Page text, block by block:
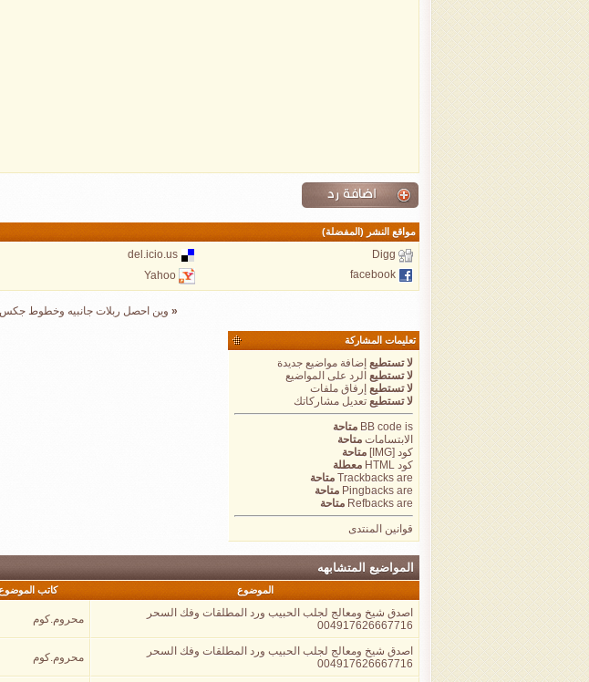
مواقع النشر (المفضلة)
Digg
del.icio.us
facebook
Yahoo
« وين احصل ربلات جانبيه وخطوط جكس97
تعليمات المشاركة
لا تستطيع إضافة مواضيع جديدة
لا تستطيع الرد على المواضيع
لا تستطيع إرفاق ملفات
لا تستطيع تعديل مشاركاتك
BB code is
متاحة
الابتسامات متاحة
كود [IMG]
متاحة
كود HTML
معطلة
Trackbacks are
متاحة
Pingbacks are
متاحة
Refbacks are
متاحة
قوانين المنتدى
المواضيع المتشابهه
الموضوع كاتب
اصدق شيخ ومعالج لجلب الحبيب ورد المطلقات وفك السحر
004917626667716
محروم.كوم
اصدق شيخ ومعالج لجلب الحبيب ورد المطلقات وفك السحر
004917626667716
محروم.كوم